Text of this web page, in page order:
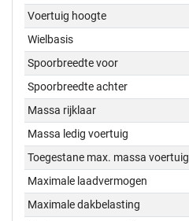
Voertuig hoogte
Wielbasis
Spoorbreedte voor
Spoorbreedte achter
Massa rijklaar
Massa ledig voertuig
Toegestane max. massa voertuig
Maximale laadvermogen
Maximale dakbelasting